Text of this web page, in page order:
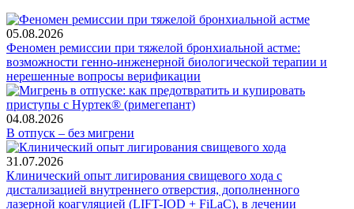
05.08.2026
Феномен ремиссии при тяжелой бронхиальной астме:
возможности генно-инженерной биологической терапии и
нерешенные вопросы верификации
04.08.2026
В отпуск – без мигрени
31.07.2026
Клинический опыт лигирования свищевого хода с
дистализацией внутреннего отверстия, дополненного
лазерной коагуляцией (LIFT-IOD + FiLaC), в лечении